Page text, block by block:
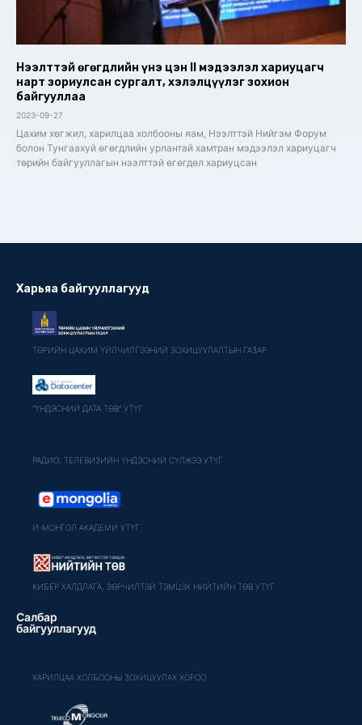
Нээлттэй өгөгдлийн үнэ цэн II мэдээлэл хариуцагч
нарт зориулсан сургалт, хэлэлцүүлэг зохион
байгууллаа
2023-09-27
Цахим хөгжил, харилцаа холбооны яам, Нээлттэй Нийгэм Форум
болон Тунгаахуй өгөгдлийн урлантай хамтран мэдээлэл хариуцагч
төрийн байгууллагын нээлттэй өгөгдөл хариуцсан
Харьяа байгууллагууд
ТӨРИЙН ЦАХИМ ҮЙЛЧИЛГЭЭНИЙ ЗОХИЦУУЛАЛТЫН ГАЗАР
"ҮНДЭСНИЙ ДАТА ТӨВ" УТҮГ
РАДИО, ТЕЛЕВИЗИЙН ҮНДЭСНИЙ СҮЛЖЭЭ УТҮГ
И-МОНГОЛ АКАДЕМИ УТҮГ
КИБЕР ХАЛДЛАГА, ЗӨРЧИЛТЭЙ ТЭМЦЭХ НИЙТИЙН ТӨВ УТҮГ
Салбар
байгууллагууд
ХАРИЛЦАА ХОЛБООНЫ ЗОХИЦУУЛАХ ХОРОО